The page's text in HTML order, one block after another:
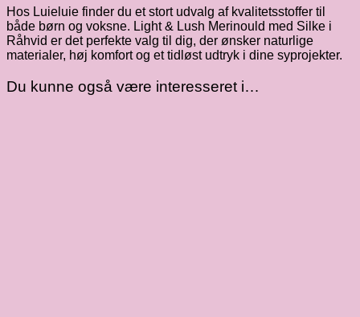
Hos Luieluie finder du et stort udvalg af kvalitetsstoffer til
både børn og voksne. Light & Lush Merinould med Silke i
Råhvid er det perfekte valg til dig, der ønsker naturlige
materialer, høj komfort og et tidløst udtryk i dine syprojekter.
Du kunne også være interesseret i…